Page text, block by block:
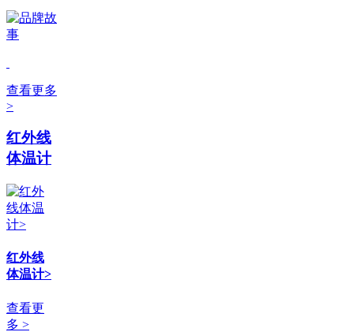
查看更多
>
红外线
体温计
红外线
体温计>
查看更
多 >